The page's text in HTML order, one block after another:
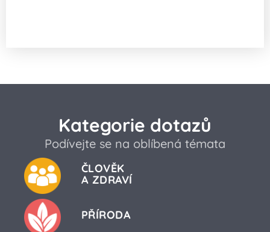
Kategorie dotazů
Podívejte se na oblíbená témata
ČLOVĚK
A ZDRAVÍ
PŘÍRODA